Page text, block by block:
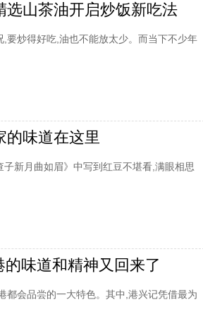
选山茶油开启炒饭新吃法
要炒得好吃,油也不能放太少。而当下不少年
的味道在这里
新月曲如眉》中写到红豆不堪看,满眼相思
的味道和精神又回来了
都会品尝的一大特色。其中,港兴记凭借最为